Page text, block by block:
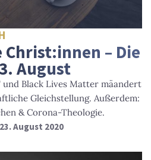
– Die
August
Black Lives Matter mä­an­dert
Gleichstellung. Außerdem:
& Corona-Theologie.
August 2020